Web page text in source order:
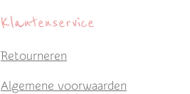
Klantenservice
Retourneren
Algemene voorwaarden